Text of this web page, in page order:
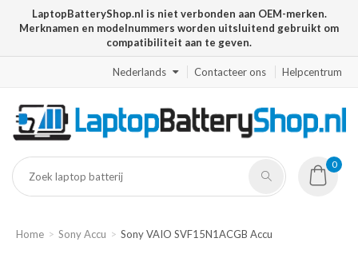
LaptopBatteryShop.nl is niet verbonden aan OEM-merken.
Merknamen en modelnummers worden uitsluitend gebruikt om
compatibiliteit aan te geven.
Nederlands Contacteer ons Helpcentrum
0
Home Sony Accu Sony VAIO SVF15N1ACGB Accu